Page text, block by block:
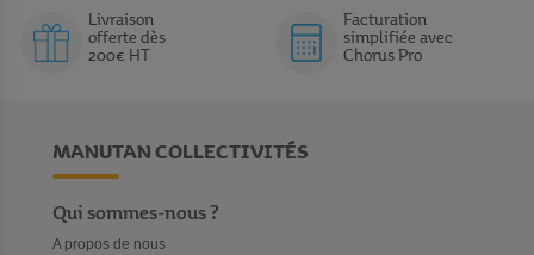
Livraison
offerte dès
200€ HT
Facturation
simplifiée avec
Chorus Pro
MANUTAN COLLECTIVITÉS
Qui sommes-nous ?
A propos de nous